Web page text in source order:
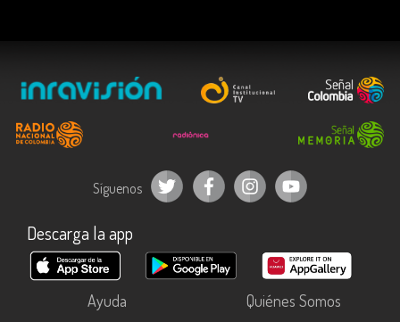
Síguenos
Descarga la app
Ayuda
Quiénes Somos